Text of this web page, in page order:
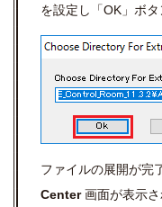
を設定し「OK」ボタ
ファイルの展開が完
Center画面が表示さ